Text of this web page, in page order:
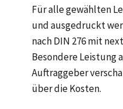
Für alle gewählten
und ausgedruckt
nach DIN 276 mit
Besondere Leistung
Auftraggeber
über die Kosten.